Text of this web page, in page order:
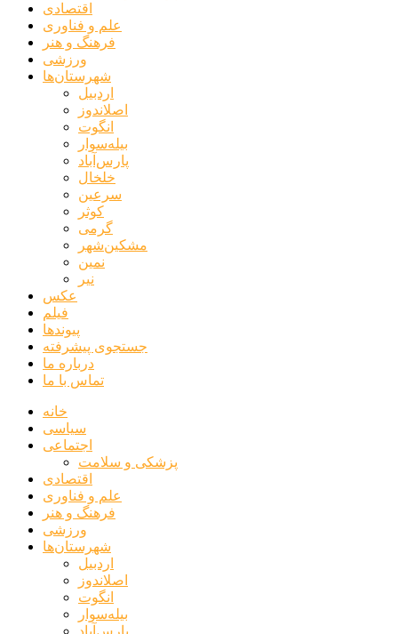
اقتصادی
علم و فناوری
فرهنگ و هنر
ورزشی
شهرستان‌ها
اردبیل
اصلاندوز
انگوت
بیله‌سوار
پارس‌آباد
خلخال
سرعین
کوثر
گرمی
مشکین‌شهر
نمین
نیر
عکس
فیلم
پیوندها
جستجوی پیشرفته
درباره ما
تماس با ما
خانه
سیاسی
اجتماعی
پزشکی و سلامت
اقتصادی
علم و فناوری
فرهنگ و هنر
ورزشی
شهرستان‌ها
اردبیل
اصلاندوز
انگوت
بیله‌سوار
پارس‌آباد